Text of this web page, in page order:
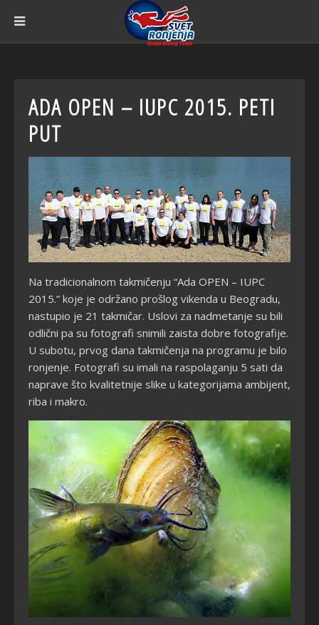
ADA OPEN – IUPC 2015. PETI
PUT
Na tradicionalnom takmičenju “Ada OPEN – IUPC
2015.” koje je održano prošlog vikenda u Beogradu,
nastupio je 21 takmičar. Uslovi za nadmetanje su bili
odlični pa su fotografi snimili zaista dobre fotografije.
U subotu, prvog dana takmičenja na programu je bilo
ronjenje. Fotografi su imali na raspolaganju 5 sati da
naprave što kvalitetnije slike u kategorijama ambijent,
riba i makro.